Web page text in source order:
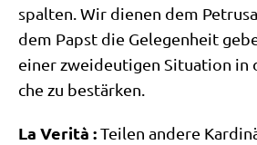
spal­ten. Wir die­nen dem
dem Papst die Gele­gen­heit
einer zwei­deu­ti­gen Situa­ti­on in
che zu bestärken.
La Veri­tà :Tei­len ande­re